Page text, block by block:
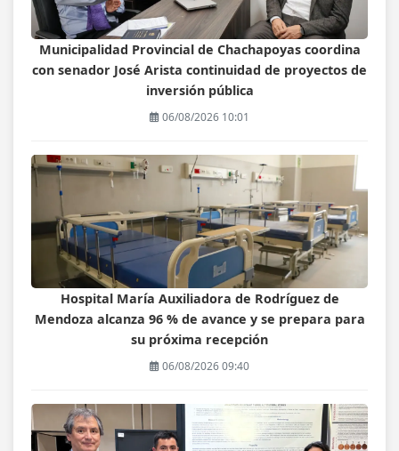
Municipalidad Provincial de Chachapoyas coordina
con senador José Arista continuidad de proyectos de
inversión pública
06/08/2026 10:01
Hospital María Auxiliadora de Rodríguez de
Mendoza alcanza 96 % de avance y se prepara para
su próxima recepción
06/08/2026 09:40